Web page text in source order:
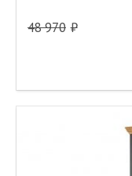
48 970